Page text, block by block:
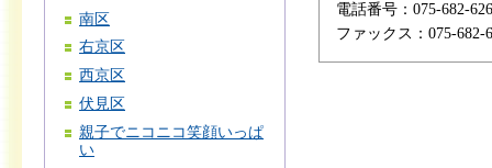
南区
右京区
西京区
伏見区
親子でニコニコ笑顔いっぱ
い
電話番号：075-682-
ファックス：075-682-